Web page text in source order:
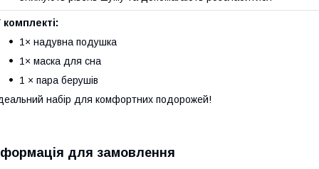
комплекті:
1× надувна подушка
1× маска для сна
1 × пара берушів
набір для комфортних подорожей!
для замовлення